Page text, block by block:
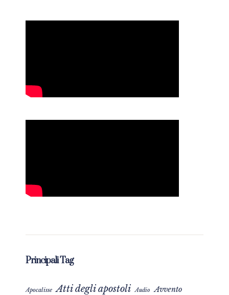
Principali Tag
Apocalisse Atti degli apostoli Audio Avvento